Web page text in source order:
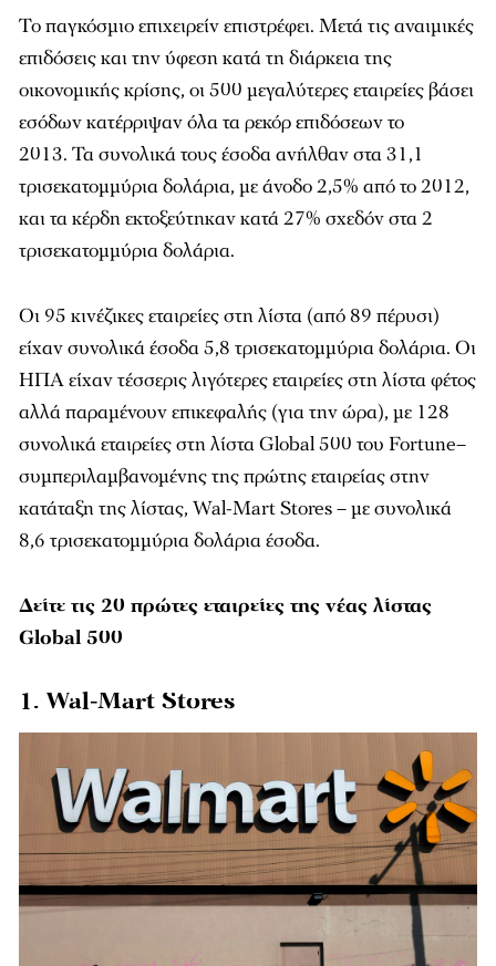
Το παγκόσμιο επιχειρείν επιστρέφει. Μετά τις αναιμικές
επιδόσεις και την ύφεση κατά τη διάρκεια της
οικονομικής κρίσης, οι 500 μεγαλύτερες εταιρείες βάσει
εσόδων κατέρριψαν όλα τα ρεκόρ επιδόσεων το
2013. Τα συνολικά τους έσοδα ανήλθαν στα 31,1
τρισεκατομμύρια δολάρια, με άνοδο 2,5% από το 2012,
και τα κέρδη εκτοξεύτηκαν κατά 27% σχεδόν στα 2
τρισεκατομμύρια δολάρια.
Οι 95 κινέζικες εταιρείες στη λίστα (από 89 πέρυσι)
είχαν συνολικά έσοδα 5,8 τρισεκατομμύρια δολάρια. Οι
ΗΠΑ είχαν τέσσερις λιγότερες εταιρείες στη λίστα φέτος
αλλά παραμένουν επικεφαλής (για την ώρα), με 128
συνολικά εταιρείες στη λίστα Global 500 του Fortune–
συμπεριλαμβανομένης της πρώτης εταιρείας στην
κατάταξη της λίστας, Wal-Mart Stores – με συνολικά
8,6 τρισεκατομμύρια δολάρια έσοδα.
Δείτε τις 20 πρώτες εταιρείες της νέας λίστας
Global 500
1. Wal-Mart Stores